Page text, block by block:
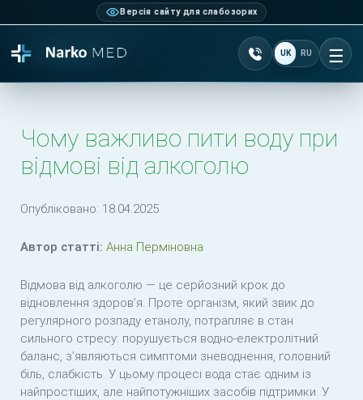
Версія сайту для слабозорих
Зателефонувати +38
UK RU
Чому важливо пити воду при
відмові від алкоголю
Опубліковано: 18.04.2025
Автор статті: Анна Перміновна
Відмова від алкоголю — це серйозний крок до
відновлення здоров’я. Проте організм, який звик до
регулярного розпаду етанолу, потрапляє в стан
сильного стресу: порушується водно-електролітний
баланс, з’являються симптоми зневоднення, головний
біль, слабкість. У цьому процесі вода стає одним із
найпростіших, але найпотужніших засобів підтримки. У